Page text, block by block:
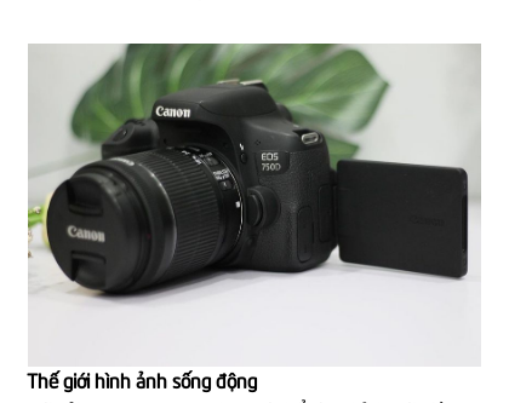
Thế giới hình ảnh sống động